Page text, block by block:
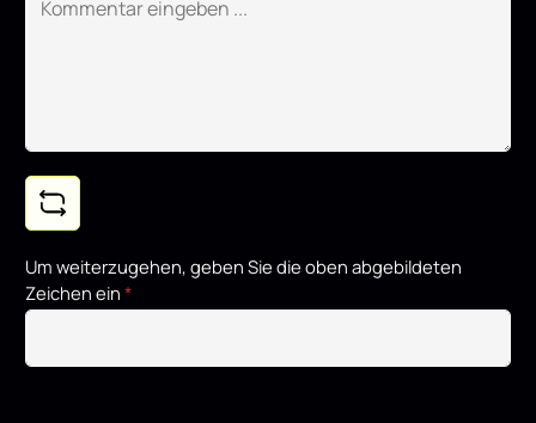
Um weiterzugehen, geben Sie die oben abgebildeten
Zeichen ein *